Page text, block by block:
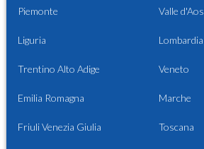
Piemonte Valle
Liguria Lombardia
Trentino Alto Adige Veneto
Emilia Romagna Marche
Friuli Venezia Giulia Toscana